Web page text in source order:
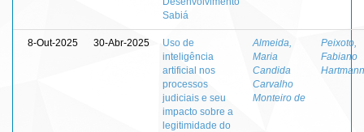
Sabiá
8-Out-2025 30-Abr-2025
Uso de
inteligência
artificial nos
processos
judiciais e seu
impacto sobre a
legitimidade do
Almeida,
Maria
Candida
Carvalho
Monteiro de
Peixoto,
Fabiano
Hartmann